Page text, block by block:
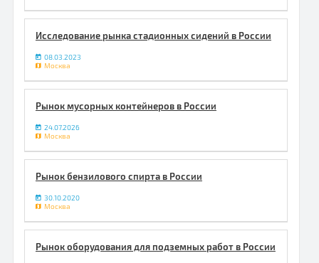
Исследование рынка стадионных сидений в России
08.03.2023
Москва
Рынок мусорных контейнеров в России
24.07.2026
Москва
Рынок бензилового спирта в России
30.10.2020
Москва
Рынок оборудования для подземных работ в России